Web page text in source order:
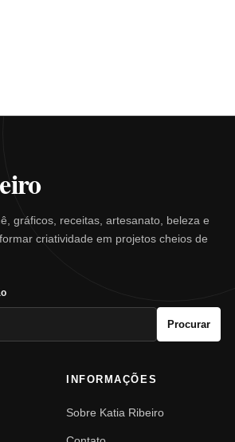
gráficos, receitas, artesanato, beleza e
criatividade em projetos cheios de
Procurar
INFORMAÇÕES
Sobre Katia Ribeiro